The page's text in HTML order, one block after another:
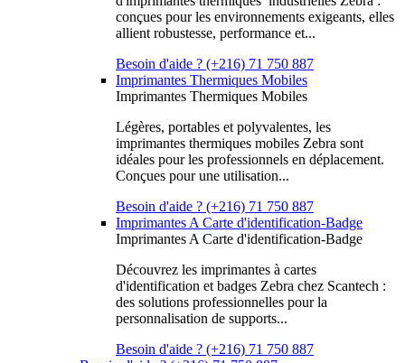
conçues pour les environnements exigeants, elles
allient robustesse, performance et...
Besoin d'aide ? (+216) 71 750 887
Imprimantes Thermiques Mobiles
Imprimantes Thermiques Mobiles
Légères, portables et polyvalentes, les
imprimantes thermiques mobiles Zebra sont
idéales pour les professionnels en déplacement.
Conçues pour une utilisation...
Besoin d'aide ? (+216) 71 750 887
Imprimantes A Carte d'identification-Badge
Imprimantes A Carte d'identification-Badge
Découvrez les imprimantes à cartes
d'identification et badges Zebra chez Scantech :
des solutions professionnelles pour la
personnalisation de supports...
Besoin d'aide ? (+216) 71 750 887